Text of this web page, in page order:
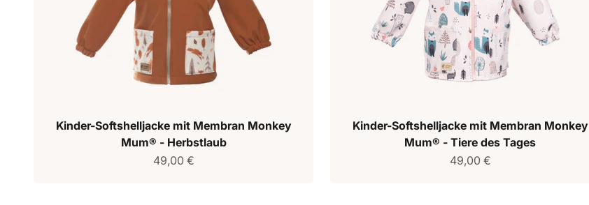
Kinder-Softshelljacke mit Membran Monkey
Mum® - Herbstlaub
Verkaufspreis
49,00 €
Kinder-Softshelljacke mit Membran Monkey
Mum® - Tiere des Tages
Verkaufspreis
49,00 €